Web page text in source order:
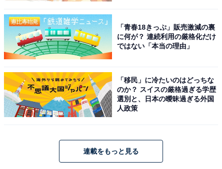
「青春18きっぷ」販売激減の裏
に何が？ 連続利用の厳格化だけ
ではない「本当の理由」
「移民」に冷たいのはどっちな
のか？ スイスの厳格過ぎる学歴
選別と、日本の曖昧過ぎる外国
人政策
連載をもっと見る